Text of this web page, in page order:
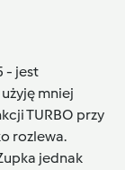
- jest
mniej
TURBO przy
rozlewa.
jednak